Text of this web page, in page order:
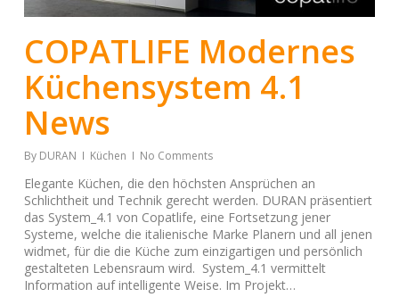
COPATLIFE Modernes
Küchensystem 4.1
News
By DURAN Küchen No Comments
Elegante Küchen, die den höchsten Ansprüchen an
Schlichtheit und Technik gerecht werden. DURAN präsentiert
das System_4.1 von Copatlife, eine Fortsetzung jener
Systeme, welche die italienische Marke Planern und all jenen
widmet, für die die Küche zum einzigartigen und persönlich
gestalteten Lebensraum wird. System_4.1 vermittelt
Information auf intelligente Weise. Im Projekt…